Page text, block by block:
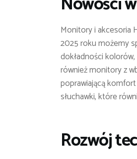
Monitory i akcesoria
2025 roku możemy
dokładności
również monitory z
poprawiającą
słuchawki, które
Rozwój